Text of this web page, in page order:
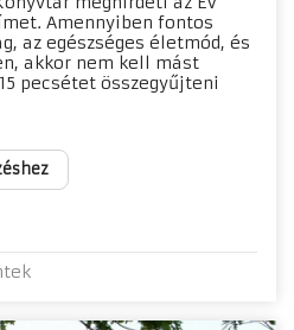
Amennyiben fontos
az egészséges életmód, és
akkor nem kell mást
pecsétet összegyűjteni